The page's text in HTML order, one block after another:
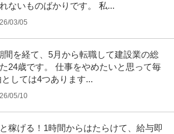
ないものばかりです。 私...
03/05
間を経て、5月から転職して建設業の総
24歳です。 仕事をやめたいと思って毎
しては4つあります...
05/10
稼げる！1時間からはたらけて、給与即